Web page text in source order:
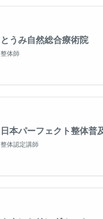
とうみ自然総合療術院
整体師
日本パーフェクト整体普
整体認定講師